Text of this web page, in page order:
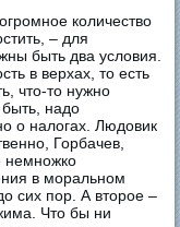
количество
– для
быть два условия.
в верхах, то есть
что-то нужно
надо
о налогах. Людовик
Горбачев,
немножко
в моральном
сих пор. А второе –
Что бы ни